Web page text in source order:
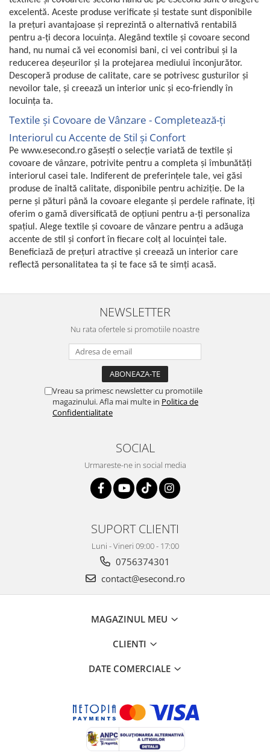
excelentă. Aceste produse verificate și testate sunt disponibile
la prețuri avantajoase și reprezintă o alternativă rentabilă
pentru a-ți decora locuința. Alegând textile și covoare second
hand, nu numai că vei economisi bani, ci vei contribui și la
reducerea deșeurilor și la protejarea mediului înconjurător.
Descoperă produse de calitate, care se potrivesc gusturilor și
nevoilor tale, și creează un interior unic și eco-friendly în
locuința ta.
Textile și Covoare de Vânzare - Completează-ți
Interiorul cu Accente de Stil și Confort
Pe www.esecond.ro găsești o selecție variată de textile și
covoare de vânzare, potrivite pentru a completa și îmbunătăți
interiorul casei tale. Indiferent de preferințele tale, vei găsi
produse de înaltă calitate, disponibile pentru achiziție. De la
perne și pături până la covoare elegante și perdele rafinate, îți
oferim o gamă diversificată de opțiuni pentru a-ți personaliza
spațiul. Alege textile și covoare de vânzare pentru a adăuga
accente de stil și confort în fiecare colț al locuinței tale.
Beneficiază de prețuri atractive și creează un interior care
reflectă personalitatea ta și te face să te simți acasă.
NEWSLETTER
Nu rata ofertele si promotiile noastre
Vreau sa primesc newsletter cu promotiile
magazinului. Afla mai multe in Politica de
Confidentialitate
SOCIAL
Urmareste-ne in social media
SUPORT CLIENTI
Luni - Vineri 09:00 - 17:00
0756374301
contact@esecond.ro
MAGAZINUL MEU
CLIENTI
DATE COMERCIALE